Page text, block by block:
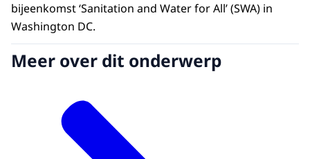
bijeenkomst ‘Sanitation and Water for All’ (SWA) in
Washington DC.
Meer over dit onderwerp